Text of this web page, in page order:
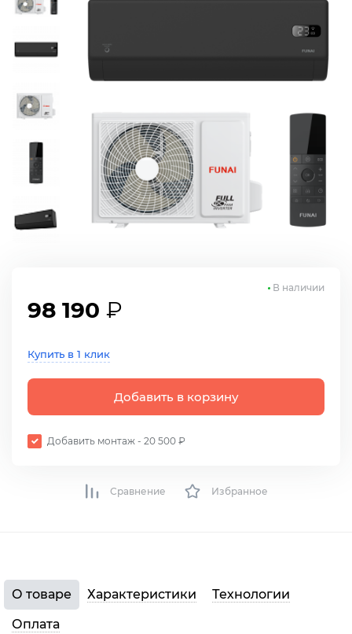
98 190 ₽
Купить в 1 клик
Добавить в корзину
Добавить монтаж - 20 500 ₽
В наличии
Сравнение Избранное
О товаре Характеристики
Технологии
Оплата